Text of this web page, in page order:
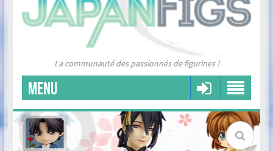
La communauté des passionnés de figurines !
MENU